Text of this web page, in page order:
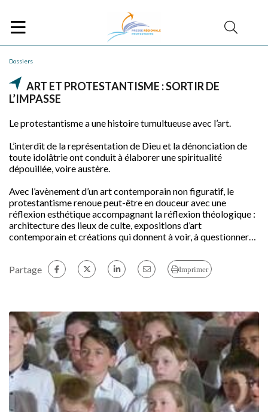
Dossiers
ART ET PROTESTANTISME : SORTIR DE
L’IMPASSE
Le protestantisme a une histoire tumultueuse avec l’art.
L’interdit de la représentation de Dieu et la dénonciation de
toute idolâtrie ont conduit à élaborer une spiritualité
dépouillée, voire austère.
Avec l’avènement d’un art contemporain non figuratif, le
protestantisme renoue peut-être en douceur avec une
réflexion esthétique accompagnant la réflexion théologique :
architecture des lieux de culte, expositions d’art
contemporain et créations qui donnent à voir, à questionner…
Partage Imprimer